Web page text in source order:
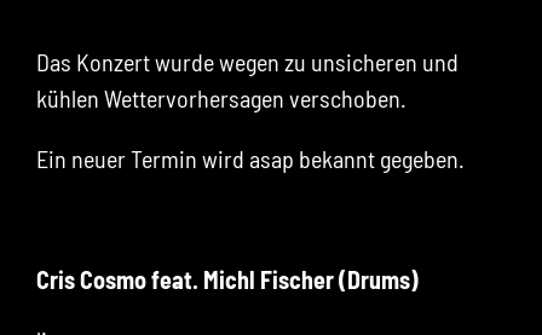
Das Konzert wurde wegen zu unsicheren und
kühlen Wettervorhersagen verschoben.
Ein neuer Termin wird asap bekannt gegeben.
Cris Cosmo feat. Michl Fischer (Drums)